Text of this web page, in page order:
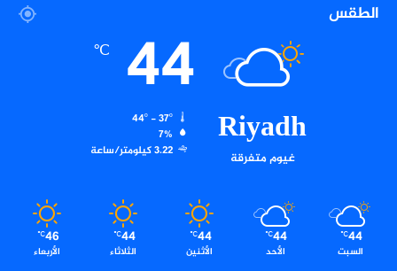
الطقس
Riyadh
غيوم متفرقة
44
℃
7%
3.22 كيلومتر/ساعة
44
℃
السبت
44
℃
الأحد
44
℃
الأثنين
44
℃
الثلاثاء
46
℃
الأربعاء